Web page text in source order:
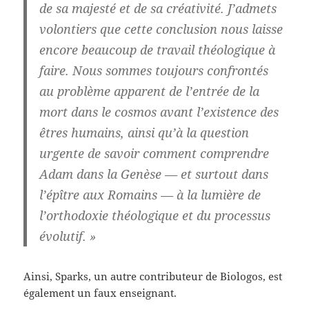
de sa majesté et de sa créativité. J’admets
volontiers que cette conclusion nous laisse
encore beaucoup de travail théologique à
faire. Nous sommes toujours confrontés
au problème apparent de l’entrée de la
mort dans le cosmos avant l’existence des
êtres humains, ainsi qu’à la question
urgente de savoir comment comprendre
Adam dans la Genèse — et surtout dans
l’épître aux Romains — à la lumière de
l’orthodoxie théologique et du processus
évolutif. »
Ainsi, Sparks, un autre contributeur de Biologos, est
également un faux enseignant.